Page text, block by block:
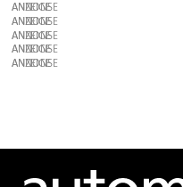
ANZEIGE
ANZEIGE
ANZEIGE
ANZEIGE
ANZEIGE